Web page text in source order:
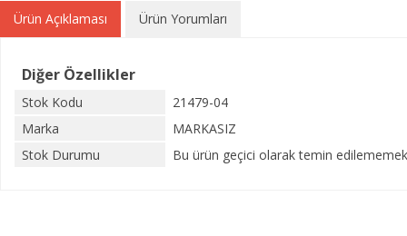
Ürün Açıklaması Ürün Yorumları
Diğer Özellikler
Stok Kodu
21479-04
Marka
MARKASIZ
Stok Durumu
Bu ürün geçici olarak temin